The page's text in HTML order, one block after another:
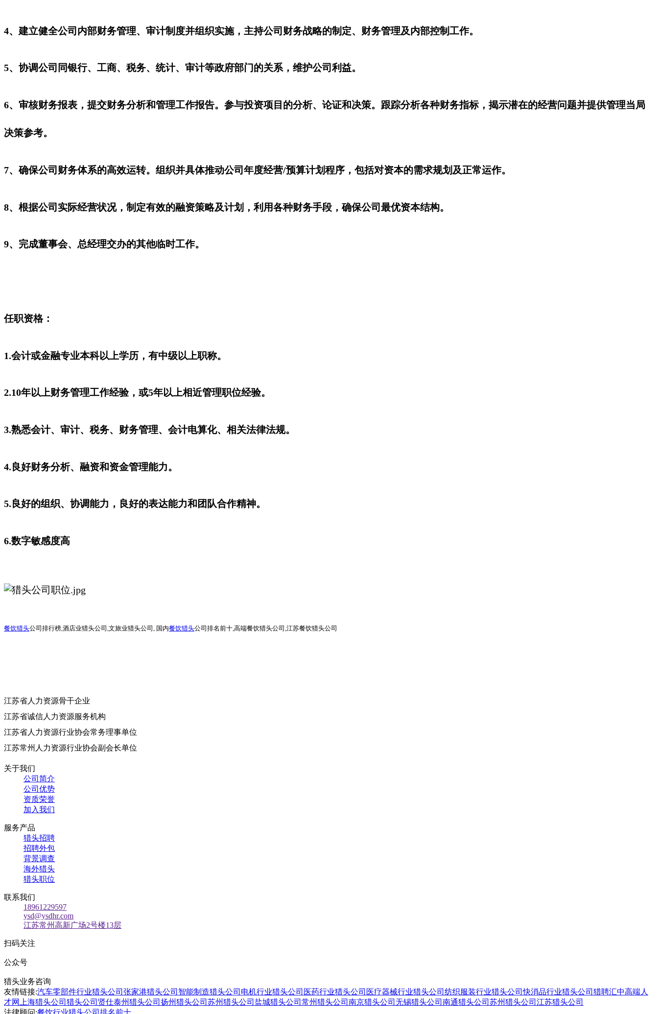
4、建立健全公司内部财务管理、审计制度并组织实施，主持公司财务战略的制定、财务管理及内部控制工作。
5、协调公司同银行、工商、税务、统计、审计等政府部门的关系，维护公司利益。
6、审核财务报表，提交财务分析和管理工作报告。参与投资项目的分析、论证和决策。跟踪分析各种财务指标，揭示潜在的经营问题并提供管理当局
决策参考。
7、确保公司财务体系的高效运转。组织并具体推动公司年度经营/预算计划程序，包括对资本的需求规划及正常运作。
8、根据公司实际经营状况，制定有效的融资策略及计划，利用各种财务手段，确保公司最优资本结构。
9、完成董事会、总经理交办的其他临时工作。
任职资格：
1.会计或金融专业本科以上学历，有中级以上职称。
2.10年以上财务管理工作经验，或5年以上相近管理职位经验。
3.熟悉会计、审计、税务、财务管理、会计电算化、相关法律法规。
4.良好财务分析、融资和资金管理能力。
5.良好的组织、协调能力，良好的表达能力和团队合作精神。
6.数字敏感度高
餐饮猎头公司排行榜 ,酒店业猎头公司,文旅业猎头公司, 国内餐饮猎头公司排名前十,高端餐饮猎头公司,江苏餐饮猎头公司
江苏省人力资源骨干企业
江苏省诚信人力资源服务机构
江苏省人力资源行业协会常务理事单位
江苏常州人力资源行业协会副会长单位
关于我们
公司简介
公司优势
资质荣誉
加入我们
服务产品
猎头招聘
招聘外包
背景调查
海外猎头
猎头职位
联系我们
18961229597
ysd@ysdhr.com
江苏常州高新广场2号楼13层
扫码关注
公众号
猎头业务咨询
友情链接:汽车零部件行业猎头公司 张家港猎头公司 智能制造猎头公司 电机行业猎头公司 医药行业猎头公司 医疗器械行业猎头公司 纺织服装行业猎头公司快消品行业猎头公司 猎聘汇中高端人
才网
上海猎头公司 猎头公司贤仕泰州猎头公司 扬州猎头公司 苏州猎头公司 盐城猎头公司 常州猎头公司 南京猎头公司 无锡猎头公司 南通猎头公司 苏州猎头公司 江苏猎头公司
法律顾问:餐饮行业猎头公司排名前十